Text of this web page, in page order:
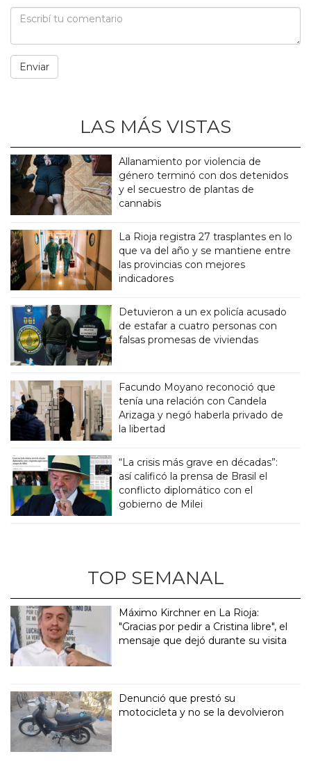
LAS MÁS VISTAS
Allanamiento por violencia de
género terminó con dos detenidos
y el secuestro de plantas de
cannabis
La Rioja registra 27 trasplantes en lo
que va del año y se mantiene entre
las provincias con mejores
indicadores
Detuvieron a un ex policía acusado
de estafar a cuatro personas con
falsas promesas de viviendas
Facundo Moyano reconoció que
tenía una relación con Candela
Arizaga y negó haberla privado de
la libertad
“La crisis más grave en décadas”:
así calificó la prensa de Brasil el
conflicto diplomático con el
gobierno de Milei
TOP SEMANAL
Máximo Kirchner en La Rioja:
"Gracias por pedir a Cristina libre", el
mensaje que dejó durante su visita
Denunció que prestó su
motocicleta y no se la devolvieron